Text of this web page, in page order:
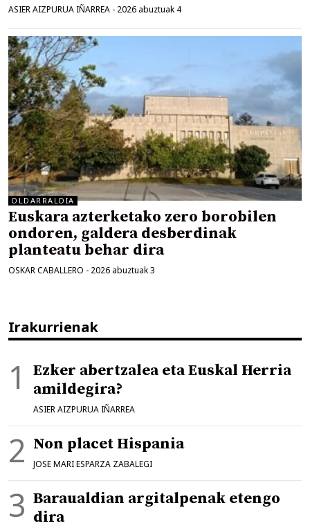
ASIER AIZPURUA IÑARREA - 2026 abuztuak 4
OLDARRALDIA
Euskara azterketako zero borobilen
ondoren, galdera desberdinak
planteatu behar dira
OSKAR CABALLERO - 2026 abuztuak 3
Irakurrienak
Ezker abertzalea eta Euskal Herria
amildegira?
ASIER AIZPURUA IÑARREA
Non placet Hispania
JOSE MARI ESPARZA ZABALEGI
Baraualdian argitalpenak etengo
dira